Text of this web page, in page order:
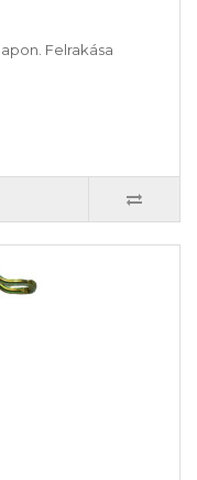
Felrakása